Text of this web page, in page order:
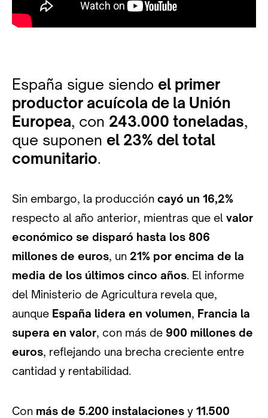
España sigue siendo el primer
productor acuícola de la Unión
Europea, con 243.000 toneladas,
que suponen el 23% del total
comunitario.
Sin embargo, la producción cayó un 16,2%
respecto al año anterior, mientras que el valor
económico se disparó hasta los 806
millones de euros, un 21% por encima de la
media de los últimos cinco años. El informe
del Ministerio de Agricultura revela que,
aunque España lidera en volumen, Francia la
supera en valor, con más de 900 millones de
euros, reflejando una brecha creciente entre
cantidad y rentabilidad.
Con más de 5.200 instalaciones y 11.500